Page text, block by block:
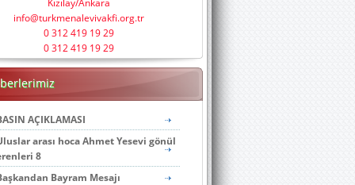
Kızılay/Ankara
info@turkmenalevivakfi.org.tr
0 312 419 19 29
0 312 419 19 29
AÇIKLAMASI
arası hoca Ahmet Yesevi gönül
8
Bayram Mesajı